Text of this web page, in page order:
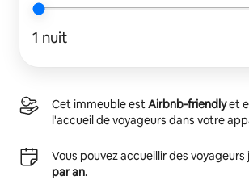
1 nuit
Cet immeuble estAirbnb-friendlyet
l'accueil de voyageurs dans votre
Vous pouvez accueillir des voyageurs
par an.